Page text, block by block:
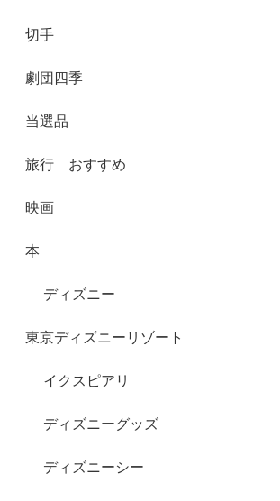
切手
劇団四季
当選品
旅行 おすすめ
映画
本
ディズニー
東京ディズニーリゾート
イクスピアリ
ディズニーグッズ
ディズニーシー